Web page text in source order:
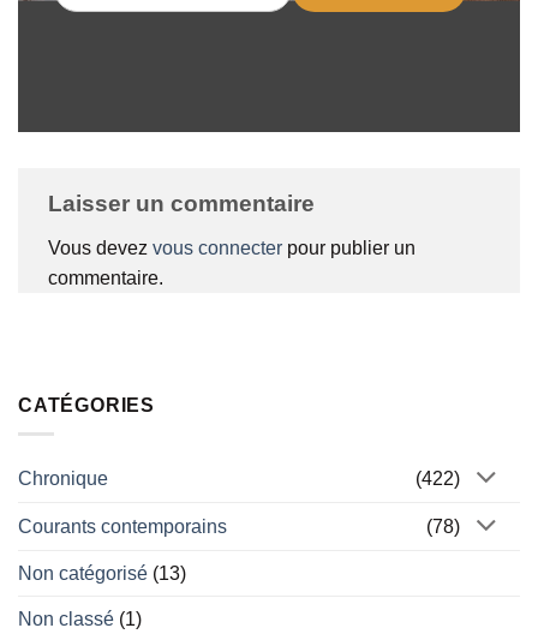
Laisser un commentaire
Vous devez vous connecter pour publier un
commentaire.
CATÉGORIES
Chronique (422)
Courants contemporains (78)
Non catégorisé (13)
Non classé (1)